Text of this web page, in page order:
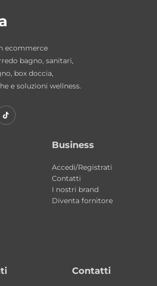
in acrilico sanitario
, materiale particolarmente
le sue elevate prestazioni.
e piacevole al tatto
termico
raggi UV
nel tempo
di ripristino tramite kit dedicato
inoltre a mantenere
temperatura dell’acqua,
ecommerce
bagno, sanitari,
box doccia,
e soluzioni wellness.
Business
Accedi/Registrati
Contatti
I nostri brand
Diventa fornitore
Contatti